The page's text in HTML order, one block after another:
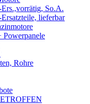
Ers.,vorrätig, So.A.
lieferbar
Powerpanele
Rohre